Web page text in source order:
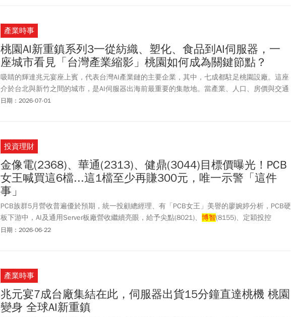
產業時事
桃園AI新重鎮系列3一從紡織、塑化、食品到AI伺服器，一
座城市看見「台灣產業縮影」桃園如何成為關鍵節點？
吸睛的輝達兆元宴座上賓，代表台灣AI產業鏈的主要企業，其中，七成都駐足桃園設廠。這座
介於台北與新竹之間的城市，是AI伺服器出海前最重要的集散地。當產業、人口、房價與交通
一起被重新定價，桃園的下一題也浮現：如何讓產業與生活一起升級。
日期：2026-07-01
投資理財
金像電(2368)、華通(2313)、健鼎(3044)目標價曝光！PCB
女王喊買這6檔...這1檔至少再賺300元，唯一示警「這件
事」
PCB族群5月營收普遍優於預期，統一投顧總經理、有「PCB女王」美譽的廖婉婷分析，PCB硬
板下游中，AI及通用Server板廠營收繼續亮眼，給予尖點(8021)、 博智(8155)、定穎投控
(3715)等6家「買進」建議，其中以金像電(2368)目標價1700元最高，健鼎(3044)的660元次
日期：2026-06-22
產業時事
兆元宴7成台廠集結在此，伺服器出貨15分鐘直達桃機 桃園
變身 全球AI新重鎮